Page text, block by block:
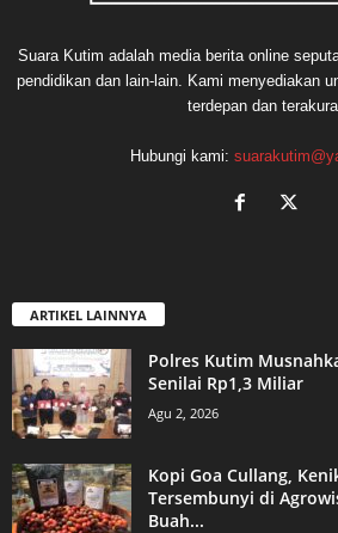
Suara Kutim adalah media berita online
pendidikan dan lain-lain. Kami menyediakan
terdepan dan
Hubungi kami:
ARTIKEL LAINNYA
Polres Kutim
Senilai Rp1,3 Miliar
Agu 2, 2026
Kopi Goa Cullang,
Tersembunyi di
Buah...